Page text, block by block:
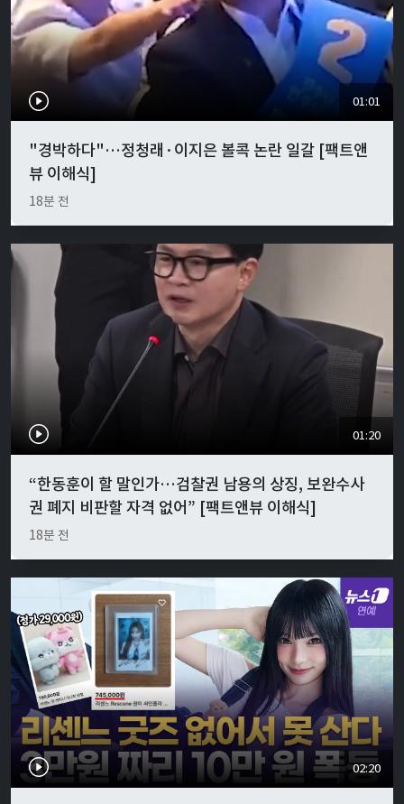
01:01
"경박하다"…정청래·이지은 볼콕 논란 일갈 [팩트앤
뷰 이해식]
18분 전
01:20
“한동훈이 할 말인가…검찰권 남용의 상징, 보완수사
권 폐지 비판할 자격 없어” [팩트앤뷰 이해식]
18분 전
02:20